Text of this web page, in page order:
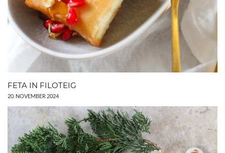
FETA IN FILOTEIG
20. NOVEMBER 2024